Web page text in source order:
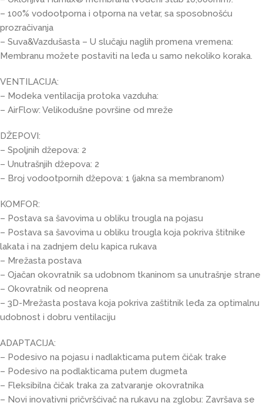
– 100% vodootporna i otporna na vetar, sa sposobnošću
prozračivanja
– Suva&Vazdušasta – U slučaju naglih promena vremena:
Membranu možete postaviti na leđa u samo nekoliko koraka.
VENTILACIJA:
– Modeka ventilacija protoka vazduha:
– AirFlow: Velikodušne površine od mreže
DŽEPOVI:
– Spoljnih džepova: 2
– Unutrašnjih džepova: 2
– Broj vodootpornih džepova: 1 (jakna sa membranom)
KOMFOR:
– Postava sa šavovima u obliku trougla na pojasu
– Postava sa šavovima u obliku trougla koja pokriva štitnike
lakata i na zadnjem delu kapica rukava
– Mrežasta postava
– Ojačan okovratnik sa udobnom tkaninom sa unutrašnje strane
– Okovratnik od neoprena
– 3D-Mrežasta postava koja pokriva zaštitnik leđa za optimalnu
udobnost i dobru ventilaciju
ADAPTACIJA:
– Podesivo na pojasu i nadlakticama putem čičak trake
– Podesivo na podlakticama putem dugmeta
– Fleksibilna čičak traka za zatvaranje okovratnika
– Novi inovativni pričvršćivač na rukavu na zglobu: Završava se